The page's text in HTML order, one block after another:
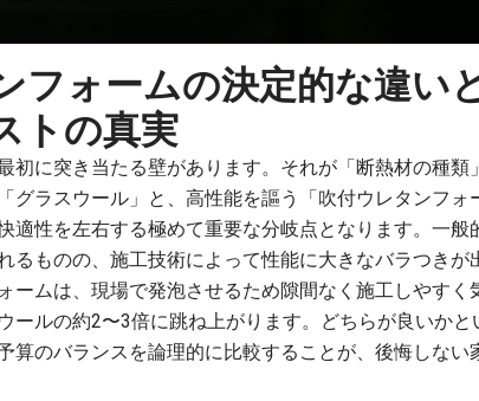
フォームの決定的な違い
トの真実
に突き当たる壁があります。それが「断熱材の種類」
グラスウール」と、高性能を謳う「吹付ウレタンフォ
適性を左右する極めて重要な分岐点となります。一般
るものの、施工技術によって性能に大きなバラつきが
ームは、現場で発泡させるため隙間なく施工しやすく
ールの約2〜3倍に跳ね上がります。どちらが良いかと
算のバランスを論理的に比較することが、後悔しない